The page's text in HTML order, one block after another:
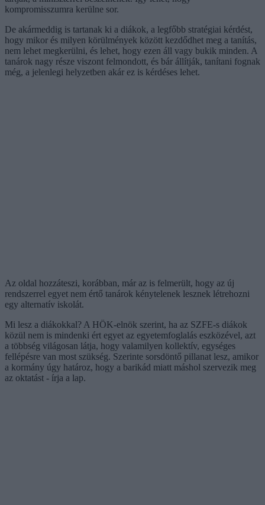
kompromisszumra kerülne sor.
De akármeddig is tartanak ki a diákok, a legfőbb stratégiai kérdést,
hogy mikor és milyen körülmények között kezdődhet meg a tanítás,
nem lehet megkerülni, és lehet, hogy ezen áll vagy bukik minden. A
tanárok nagy része viszont felmondott, és bár állítják, tanítani fognak
még, a jelenlegi helyzetben akár ez is kérdéses lehet.
Az oldal hozzáteszi, korábban, már az is felmerült, hogy az új
rendszerrel egyet nem értő tanárok kénytelenek lesznek létrehozni
egy alternatív iskolát.
Mi lesz a diákokkal? A HÖK-elnök szerint, ha az SZFE-s diákok
közül nem is mindenki ért egyet az egyetemfoglalás eszközével, azt
a többség világosan látja, hogy valamilyen kollektív, egységes
fellépésre van most szükség. Szerinte sorsdöntő pillanat lesz, amikor
a kormány úgy határoz, hogy a barikád miatt máshol szervezik meg
az oktatást - írja a lap.